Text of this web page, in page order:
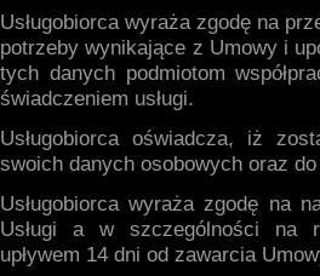
Usługobiorca wyraża zgodę na
potrzeby wynikające z Umowy i
tych danych podmiotom
świadczeniem usługi.
Usługobiorca oświadcza, iż
swoich danych osobowych oraz
Usługobiorca wyraża zgodę na
Usługi a w szczególności na
upływem 14 dni od zawarcia